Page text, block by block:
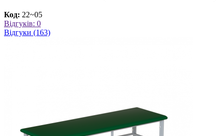
Код: 22~05
Відгуків: 0
Відгуки (163)